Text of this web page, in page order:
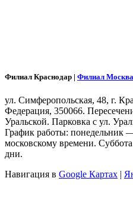
Филиал Краснодар | Филиал Москва
ул. Симферопольская, 48, г.
Федерация, 350066.
Уральской. Парковка с ул.
График работы: понедельник
московскому времени.
дни.
Навигация в Google Картах |